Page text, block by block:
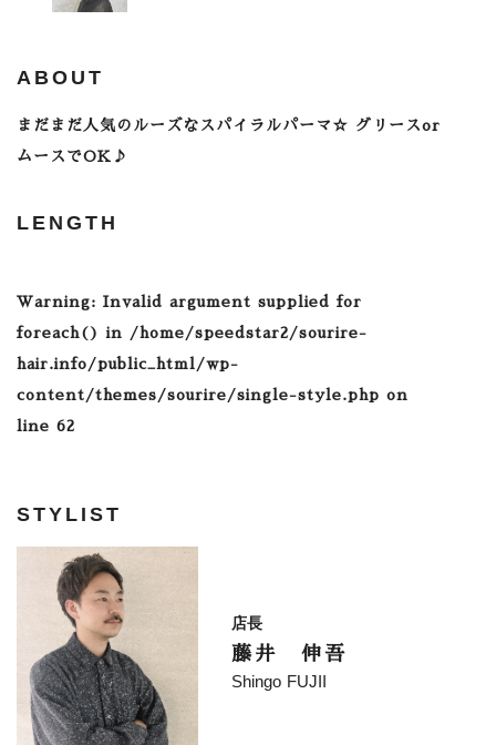
ABOUT
まだまだ人気のルーズなスパイラルパーマ☆ グリースor
ムースでOK♪
LENGTH
Warning: Invalid argument supplied for
foreach() in
/home/speedstar2/sourire-
hair.info/public_html/wp-
content/themes/sourire/single-style.php on
line 62
STYLIST
店長
藤井 伸吾
Shingo FUJII